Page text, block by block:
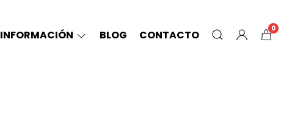
INFORMACIÓN BLOG CONTACTO 0